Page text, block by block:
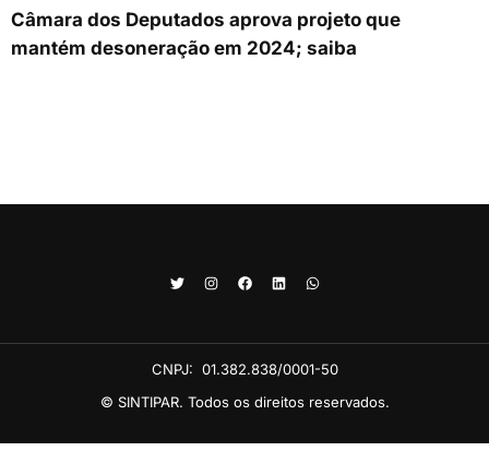
Câmara dos Deputados aprova projeto que
mantém desoneração em 2024; saiba
CNPJ: 01.382.838/0001-50
© SINTIPAR. Todos os direitos reservados.